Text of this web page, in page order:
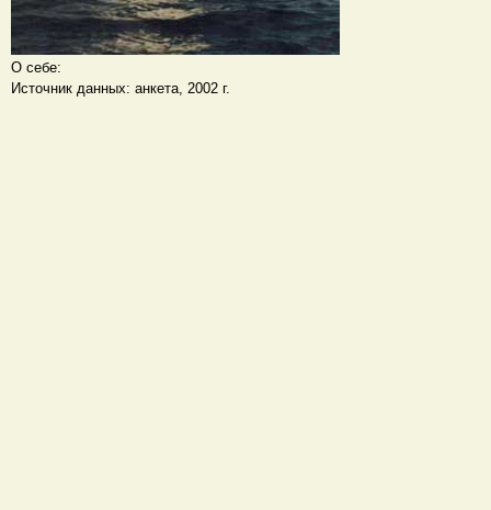
О себе:
Источник данных: анкета, 2002 г.